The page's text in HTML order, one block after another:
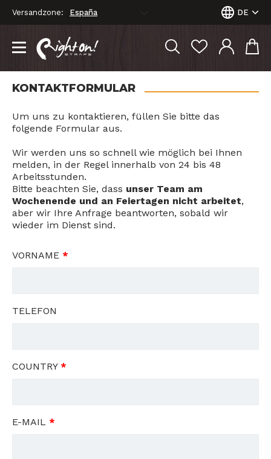
Versandzone: DE
KONTAKTFORMULAR
Um uns zu kontaktieren, füllen Sie bitte das
folgende Formular aus.
Wir werden uns so schnell wie möglich bei Ihnen
melden, in der Regel innerhalb von 24 bis 48
Arbeitsstunden.
Bitte beachten Sie, dass unser Team am
Wochenende und an Feiertagen nicht arbeitet,
aber wir Ihre Anfrage beantworten, sobald wir
wieder im Dienst sind.
VORNAME *
TELEFON
COUNTRY *
E-MAIL *